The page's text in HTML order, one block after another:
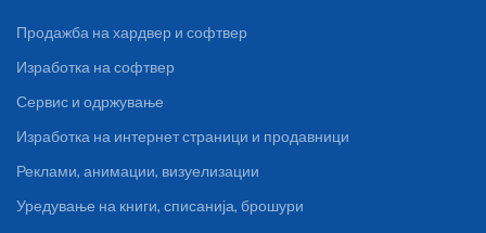
Продажба на хардвер и софтвер
Изработка на софтвер
Сервис и одржување
Изработка на интернет страници и продавници
Реклами, анимации, визуелизации
Уредување на книги, списанија, брошури